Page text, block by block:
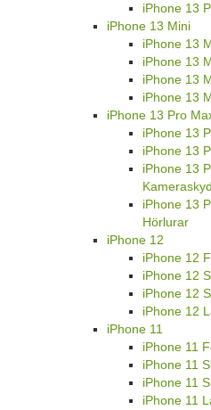
iPhone 13
iPhone 13 Mini
iPhone 13
iPhone 13
iPhone 13
iPhone 13
iPhone 13 Pro
iPhone 13
iPhone 13
iPhone 13
iPhone 13
Hörlurar
iPhone 12
iPhone 12
iPhone 12
iPhone 12
iPhone 12
iPhone 11
iPhone 11
iPhone 11
iPhone 11
iPhone 11